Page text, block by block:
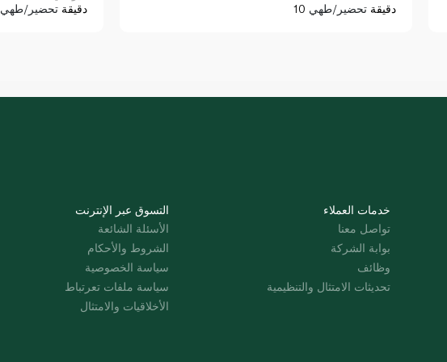
دقيقة تحضير/طهي
10 دقيقة تحضير/طهي
التسوق عبر الإنترنت
الأسئلة الشائعة
الشروط والأحكام
سياسة الخصوصية
سياسة ملفات تعرتباط
الأخلاقيات والامتثال
خدمات العملاء
تواصل معنا
بوابة الشركة
وظائف
تحديثات الامتثال والتنظيمية